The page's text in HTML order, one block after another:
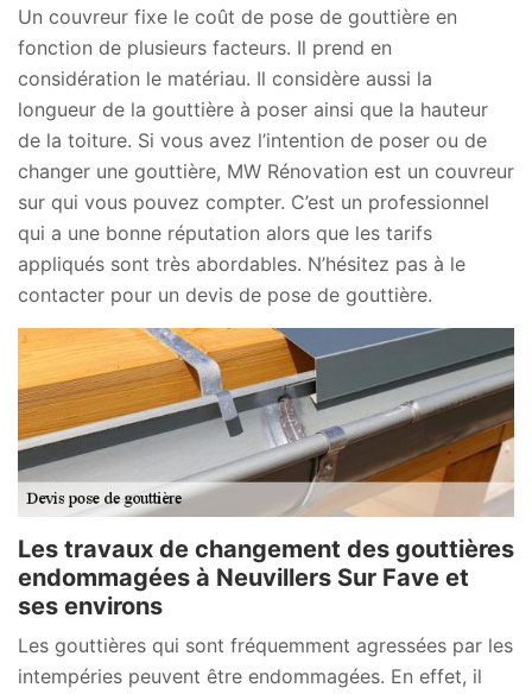
Un couvreur fixe le coût de pose de gouttière en
fonction de plusieurs facteurs. Il prend en
considération le matériau. Il considère aussi la
longueur de la gouttière à poser ainsi que la hauteur
de la toiture. Si vous avez l’intention de poser ou de
changer une gouttière, MW Rénovation est un couvreur
sur qui vous pouvez compter. C’est un professionnel
qui a une bonne réputation alors que les tarifs
appliqués sont très abordables. N’hésitez pas à le
contacter pour un devis de pose de gouttière.
Les travaux de changement des gouttières
endommagées à Neuvillers Sur Fave et
ses environs
Les gouttières qui sont fréquemment agressées par les
intempéries peuvent être endommagées. En effet, il